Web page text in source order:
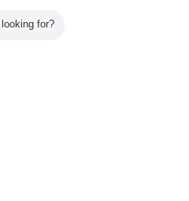
for?